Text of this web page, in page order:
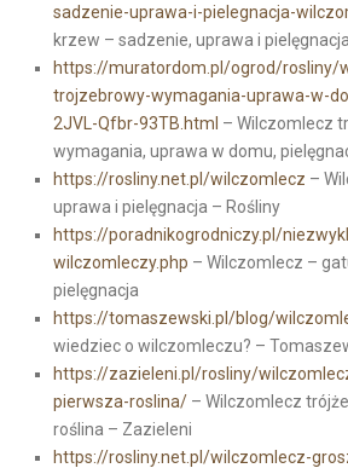
sadzenie-uprawa-i-pielegnacja-
krzew – sadzenie, uprawa i
https://muratordom.pl/ogrod/rosliny/
trojzebrowy-wymagania-uprawa-w-
2JVL-Qfbr-93TB.html – Wilczomlecz
wymagania, uprawa w domu,
https://rosliny.net.pl/wilczomlecz –
uprawa i pielęgnacja – Rośliny
https://poradnikogrodniczy.pl/
wilczomleczy.php – Wilczomlecz –
pielęgnacja
https://tomaszewski.pl/blog/
wiedziec o wilczomleczu? –
https://zazieleni.pl/rosliny/
pierwsza-roslina/– Wilczomlecz
roślina – Zazieleni
https://rosliny.net.pl/wilczomlecz-